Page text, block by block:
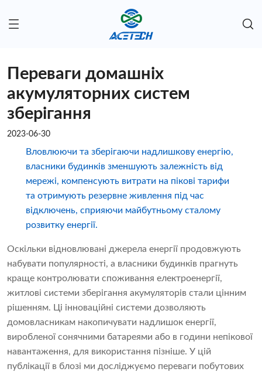
Переваги домашніх
акумуляторних систем
зберігання
2023-06-30
Вловлюючи та зберігаючи надлишкову енергію,
власники будинків зменшують залежність від
мережі, компенсують витрати на пікові тарифи
та отримують резервне живлення під час
відключень, сприяючи майбутньому сталому
розвитку енергії.
Оскільки відновлювані джерела енергії продовжують
набувати популярності, а власники будинків прагнуть
краще контролювати споживання електроенергії,
житлові системи зберігання акумуляторів стали цінним
рішенням. Ці інноваційні системи дозволяють
домовласникам накопичувати надлишок енергії,
виробленої сонячними батареями або в години непікової
навантаження, для використання пізніше. У цій
публікації в блозі ми досліджуємо переваги побутових